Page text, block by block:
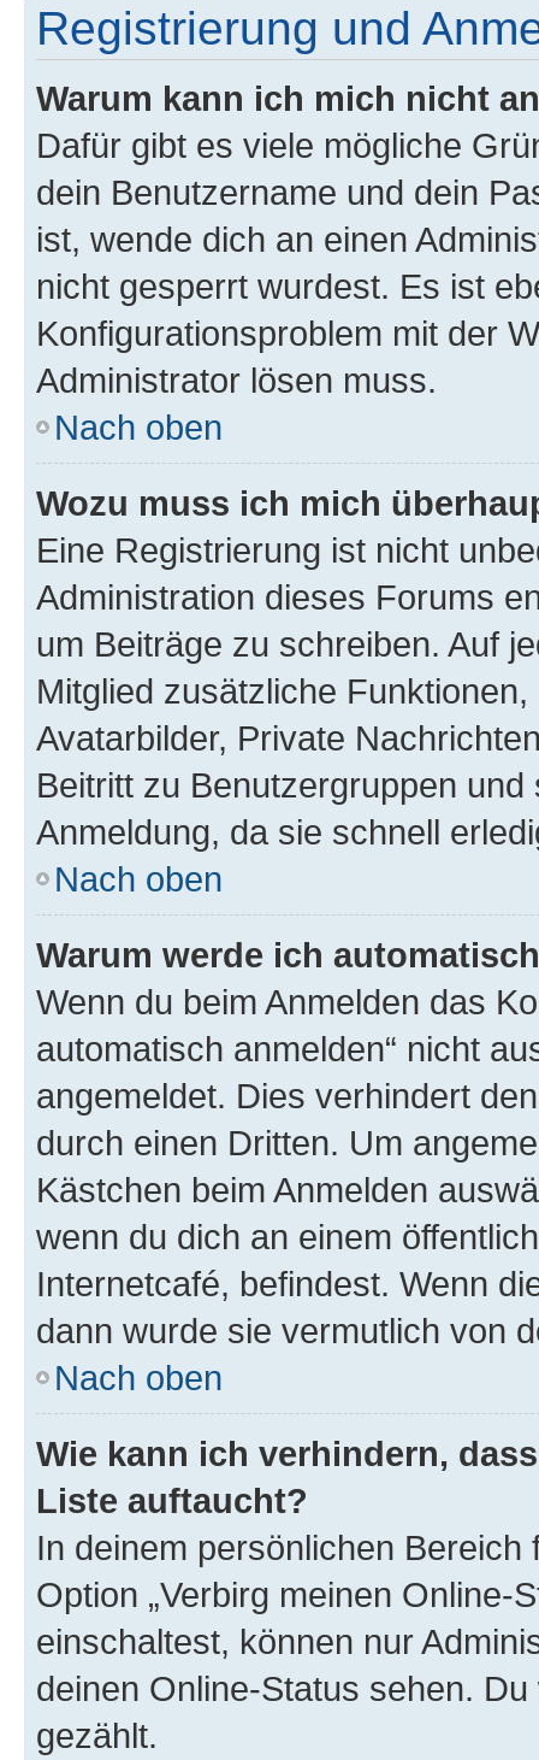
Registrierung und
Warum kann ich mich nicht
Dafür gibt es viele mögliche
dein Benutzername und dein
ist, wende dich an einen
nicht gesperrt wurdest. Es ist
Konfigurationsproblem mit der
Administrator lösen muss.
Nach oben
Wozu muss ich mich
Eine Registrierung ist nicht
Administration dieses Forums
um Beiträge zu schreiben. Auf
Mitglied zusätzliche
Avatarbilder, Private
Beitritt zu Benutzergruppen
Anmeldung, da sie schnell
Nach oben
Warum werde ich
Wenn du beim Anmelden das
automatisch anmelden“ nicht
angemeldet. Dies verhindert
durch einen Dritten. Um
Kästchen beim Anmelden
wenn du dich an einem
Internetcafé, befindest. Wenn
dann wurde sie vermutlich von
Nach oben
Wie kann ich verhindern,
Liste auftaucht?
In deinem persönlichen
Option „Verbirg meinen Online-
einschaltest, können nur
deinen Online-Status sehen.
gezählt.